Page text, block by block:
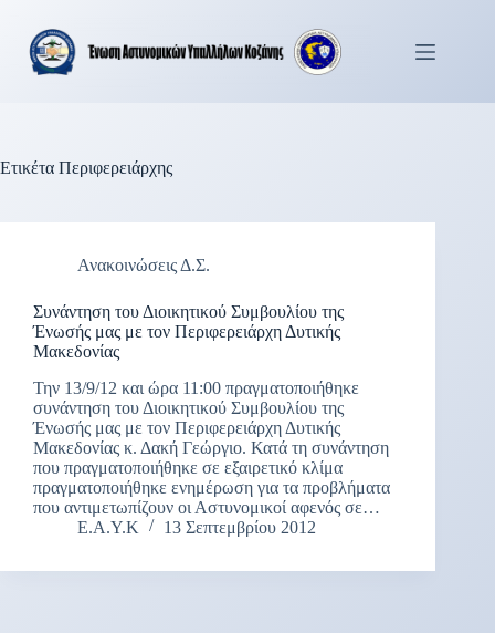
περιεχόμενο
Ετικέτα Περιφερειάρχης
Ανακοινώσεις Δ.Σ.
Συνάντηση του Διοικητικού Συμβουλίου της
Ένωσής μας με τον Περιφερειάρχη Δυτικής
Μακεδονίας
Την 13/9/12 και ώρα 11:00 πραγματοποιήθηκε
συνάντηση του Διοικητικού Συμβουλίου της
Ένωσής μας με τον Περιφερειάρχη Δυτικής
Μακεδονίας κ. Δακή Γεώργιο. Κατά τη συνάντηση
που πραγματοποιήθηκε σε εξαιρετικό κλίμα
πραγματοποιήθηκε ενημέρωση για τα προβλήματα
που αντιμετωπίζουν οι Αστυνομικοί αφενός σε…
Ε.Α.Υ.Κ
13 Σεπτεμβρίου 2012